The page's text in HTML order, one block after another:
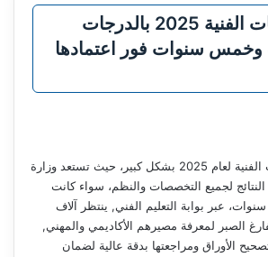
نتائج الدبلومات الفنية 2025 بالدرجات
وخمس سنوات فور اعتمادها
تقترب نتيجة الدبلومات الفنية لعام 2025 بشكل كبير، حيث تستعد وزارة
النتائج لجميع التخصصات والنظم، سواء كانت
عبر بوابة التعليم الفني, ينتظر آلاف
الصبر لمعرفة مصيرهم الأكاديمي والمهني,
الأوراق ومراجعتها بدقة عالية لضمان